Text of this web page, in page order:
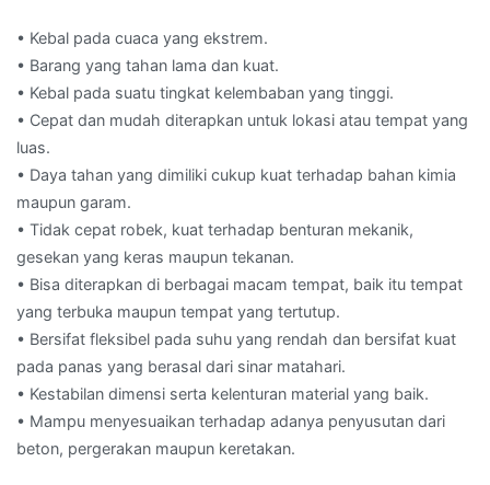
• Kebal pada cuaca yang ekstrem.
• Barang yang tahan lama dan kuat.
• Kebal pada suatu tingkat kelembaban yang tinggi.
• Cepat dan mudah diterapkan untuk lokasi atau tempat yang
luas.
• Daya tahan yang dimiliki cukup kuat terhadap bahan kimia
maupun garam.
• Tidak cepat robek, kuat terhadap benturan mekanik,
gesekan yang keras maupun tekanan.
• Bisa diterapkan di berbagai macam tempat, baik itu tempat
yang terbuka maupun tempat yang tertutup.
• Bersifat fleksibel pada suhu yang rendah dan bersifat kuat
pada panas yang berasal dari sinar matahari.
• Kestabilan dimensi serta kelenturan material yang baik.
• Mampu menyesuaikan terhadap adanya penyusutan dari
beton, pergerakan maupun keretakan.